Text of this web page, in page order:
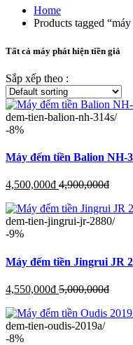
Home
Products tagged
Tất cả máy phát hiện tiền giả
Sắp xếp theo :
dem-tien-balion-nh-314s/
-8%
Máy đếm tiền Balion NH-
4,500,000đ 4,900,000đ
dem-tien-jingrui-jr-2880/
-9%
Máy đếm tiền Jingrui JR
4,550,000đ 5,000,000đ
dem-tien-oudis-2019a/
-8%